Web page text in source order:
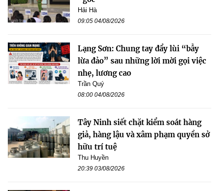
Hải Hà
09:05 04/08/2026
Lạng Sơn: Chung tay đẩy lùi “bẫy
lừa đảo” sau những lời mời gọi việc
nhẹ, lương cao
Trần Quý
08:00 04/08/2026
Tây Ninh siết chặt kiểm soát hàng
giả, hàng lậu và xâm phạm quyền sở
hữu trí tuệ
Thu Huyền
20:39 03/08/2026